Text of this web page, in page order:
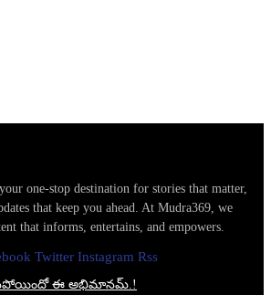
one-stop destination for stories that matter,
that keep you ahead. At Mudra369, we
that informs, entertains, and empowers.
Twitter Instagram Rss
ఈ అభిమానమ్.!